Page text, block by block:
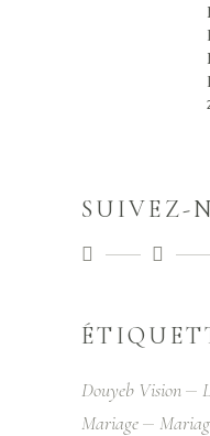
SUIVEZ-
Douyeb Vision
Mariage